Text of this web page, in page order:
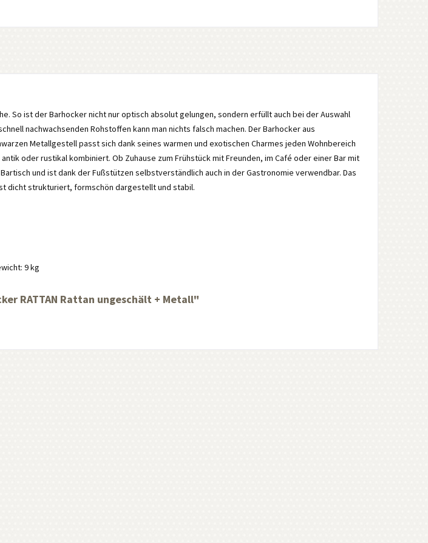
So ist der Barhocker nicht nur optisch absolut gelungen, sondern erfüllt auch bei der Auswahl
nachwachsenden Rohstoffen kann man nichts falsch machen. Der Barhocker aus
Metallgestell passt sich dank seines warmen und exotischen Charmes jeden Wohnbereich
oder rustikal kombiniert. Ob Zuhause zum Frühstück mit Freunden, im Café oder einer Bar mit
und ist dank der Fußstützen selbstverständlich auch in der Gastronomie verwendbar. Das
dicht strukturiert, formschön dargestellt und stabil.
9 kg
RATTAN Rattan ungeschält + Metall"